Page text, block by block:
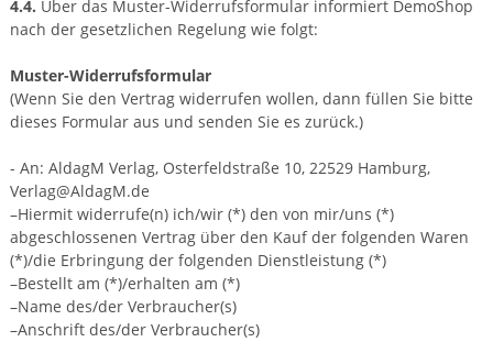
4.4. Über das Muster-Widerrufsformular informiert DemoShop
nach der gesetzlichen Regelung wie folgt:
Muster-Widerrufsformular
(Wenn Sie den Vertrag widerrufen wollen, dann füllen Sie bitte
dieses Formular aus und senden Sie es zurück.)
- An: AldagM Verlag, Osterfeldstraße 10, 22529 Hamburg,
Verlag@AldagM.de
–Hiermit widerrufe(n) ich/wir (*) den von mir/uns (*)
abgeschlossenen Vertrag über den Kauf der folgenden Waren
(*)/die Erbringung der folgenden Dienstleistung (*)
–Bestellt am (*)/erhalten am (*)
–Name des/der Verbraucher(s)
–Anschrift des/der Verbraucher(s)